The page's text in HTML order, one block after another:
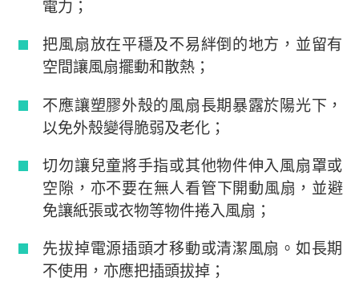
電力；
把風扇放在平穩及不易絆倒的地方，並留有
空間讓風扇擺動和散熱；
不應讓塑膠外殼的風扇長期暴露於陽光下，
以免外殼變得脆弱及老化；
切勿讓兒童將手指或其他物件伸入風扇罩或
空隙，亦不要在無人看管下開動風扇，並避
免讓紙張或衣物等物件捲入風扇；
先拔掉電源插頭才移動或清潔風扇。如長期
不使用，亦應把插頭拔掉；